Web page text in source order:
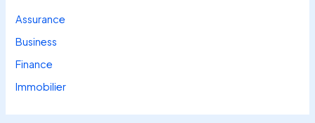
Assurance
Business
Finance
Immobilier